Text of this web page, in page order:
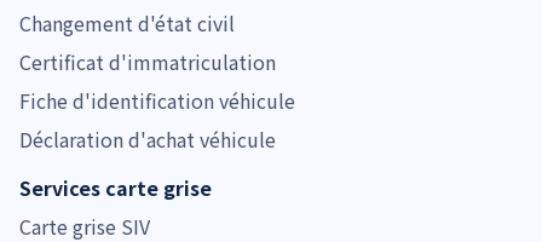
Changement d'état civil
Certificat d'immatriculation
Fiche d'identification véhicule
Déclaration d'achat véhicule
Services carte grise
Carte grise SIV